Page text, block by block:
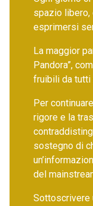
spazio
esprimersi
La maggior
Pandora”,
fruibili da tutti
Per
rigore e la
sostegno di
del
Sottoscrivere